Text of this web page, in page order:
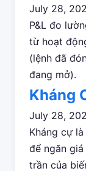
July 28,
P&L đo
từ hoạt
(lệnh đã
đang mở).
Kháng
July 28,
Kháng cự
để ngăn
trần của